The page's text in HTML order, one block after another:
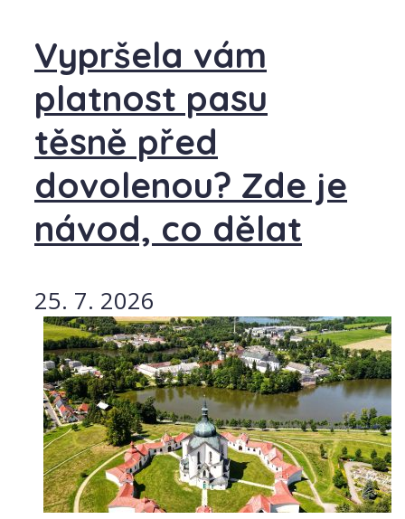
Vypršela vám
platnost pasu
těsně před
dovolenou? Zde je
návod, co dělat
25. 7. 2026